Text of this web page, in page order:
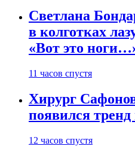
Светлана
в колготках
«Вот это
11 часов спустя
Хирург
появился тренд
12 часов спустя